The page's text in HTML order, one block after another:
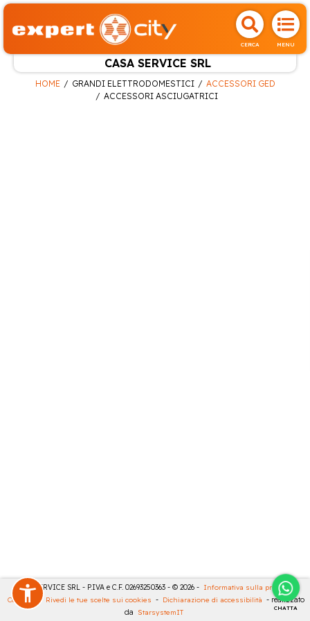
CERCA MENU
CASA SERVICE SRL
CHATTA
HOME GRANDI ELETTRODOMESTICI
ACCESSORI GED
ACCESSORI ASCIUGATRICI
CASA SERVICE SRL - P.IVA e C.F. 02693250363 - © 2026 - Informativa sulla privacy -
Cookies
- Rivedi le tue scelte sui cookies - Dichiarazione di accessibilità - realizzato
da StarsystemIT